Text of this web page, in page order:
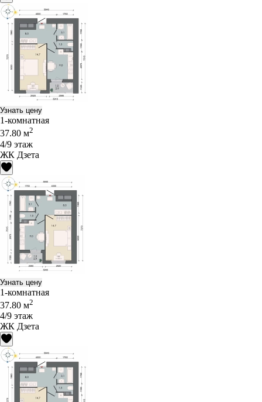
Узнать цену
1-комнатная
37.80 м2
4/9 этаж
ЖК Дзета
Узнать цену
1-комнатная
37.80 м2
4/9 этаж
ЖК Дзета